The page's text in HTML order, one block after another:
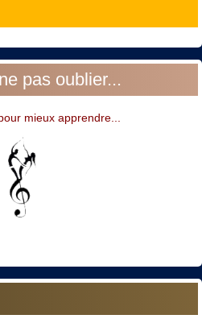
pas oublier...
mieux apprendre...